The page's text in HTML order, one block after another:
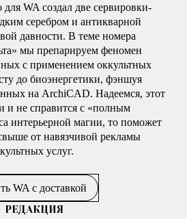
WA создал две сервировки-
серебром и антикварной
давности. В теме номера
мы препарируем феномен
с применением оккультных
до биоэнергетики, фэншуя
на ArchiCAD. Надеемся, этот
и не справится с «полным
интерьерной магии, то поможет
от навязчивой рекламы
услуг.
WA с доставкой
РЕДАКЦИЯ